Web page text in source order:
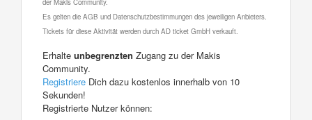
Es gelten die AGB und Datenschutzbestimmungen des jeweiligen Anbieters.
Tickets für diese Aktivität werden durch AD ticket GmbH verkauft.
Erhalte unbegrenzten Zugang zu der Makis
Community.
Registriere Dich dazu kostenlos innerhalb von 10
Sekunden!
Registrierte Nutzer können: